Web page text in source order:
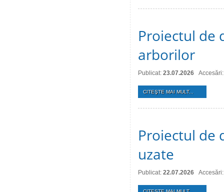
Proiectul de
arborilor
Publicat: 23.07.2026
CITEŞTE MAI MULT...
Proiectul de
uzate
Publicat: 22.07.2026